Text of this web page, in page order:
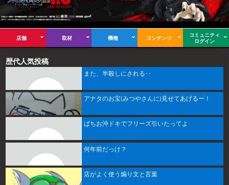
店舗 取材 機種 コンテンツ
コミュニティ
ログイン
歴代人気投稿
また、半殺しにされる‥
アナタのお宝(みつやさんに)見せてあげるー！
ぱちお沖ドキでフリーズ引いたってよ
何年前だっけ？
店がよく使う煽り文と言葉